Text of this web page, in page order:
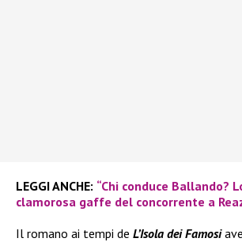
LEGGI ANCHE: “Chi conduce Ballando?
clamorosa gaffe del concorrente a
Il romano ai tempi de L’Isola dei Famosi